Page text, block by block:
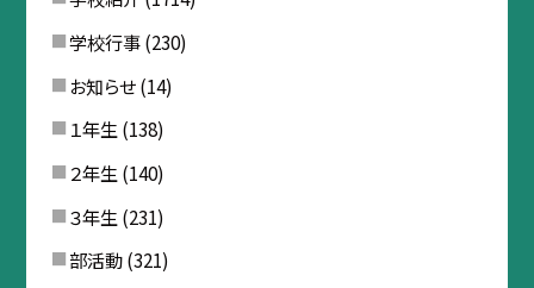
学校行事(230)
お知らせ(14)
１年生 (138)
２年生 (140)
３年生 (231)
部活動(321)